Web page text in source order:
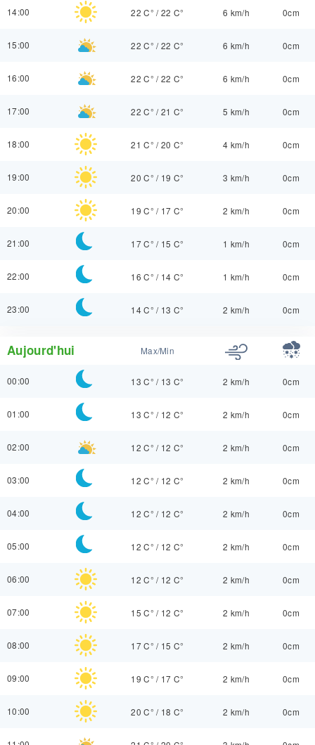
14:00 22 C° /22 C° 6 km/h 0cm
15:00 22 C° /22 C° 6 km/h 0cm
16:00 22 C° /22 C° 6 km/h 0cm
17:00 22 C° /21 C° 5 km/h 0cm
18:00 21 C° /20 C° 4 km/h 0cm
19:00 20 C° / 19 C° 3 km/h 0cm
20:00 19 C° / 17 C° 2 km/h 0cm
21:00 17 C° / 15 C° 1 km/h 0cm
22:00 16 C° / 14 C° 1 km/h 0cm
23:00 14 C° / 13 C° 2 km/h 0cm
Aujourd'hui Max/Min
00:00 13 C° / 13 C° 2 km/h 0cm
01:00 13 C° / 12 C° 2 km/h 0cm
02:00 12 C° / 12 C° 2 km/h 0cm
03:00 12 C° / 12 C° 2 km/h 0cm
04:00 12 C° / 12 C° 2 km/h 0cm
05:00 12 C° / 12 C° 2 km/h 0cm
06:00 12 C° / 12 C° 2 km/h 0cm
07:00 15 C° / 12 C° 2 km/h 0cm
08:00 17 C° / 15 C° 2 km/h 0cm
09:00 19 C° / 17 C° 2 km/h 0cm
10:00 20 C° / 18 C° 2 km/h 0cm